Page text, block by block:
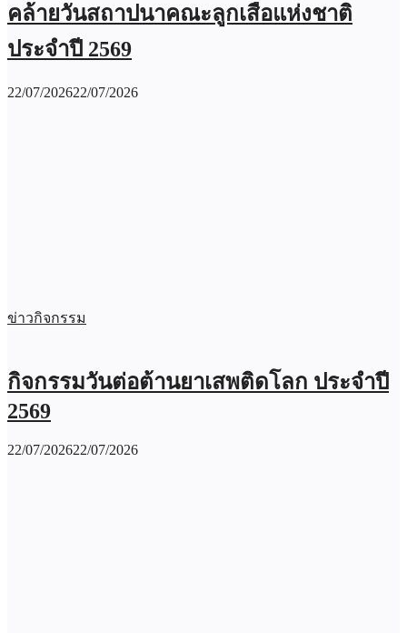
คล้ายวันสถาปนาคณะลูกเสือแห่งชาติ
ประจำปี 2569
22/07/202622/07/2026
ข่าวกิจกรรม
กิจกรรมวันต่อต้านยาเสพติดโลก ประจำปี
2569
22/07/202622/07/2026